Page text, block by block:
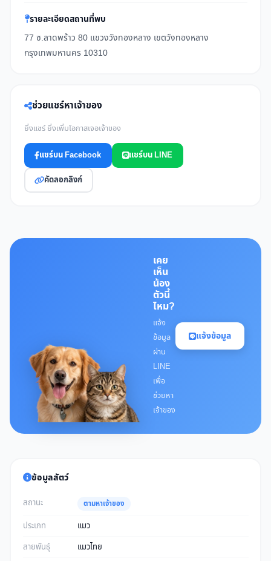
รายละเอียดสถานที่พบ
77 ซ.ลาดพร้าว 80 แขวงวังทองหลาง เขตวังทองหลาง
กรุงเทพมหานคร 10310
ช่วยแชร์หาเจ้าของ
ยิ่งแชร์ ยิ่งเพิ่มโอกาสเจอเจ้าของ
แชร์บน Facebook แชร์บน LINE
คัดลอกลิงก์
เคย
เห็น
น้อง
ตัวนี้
ไหม?
แจ้ง
ข้อมูล
ผ่าน
LINE
เพื่อ
ช่วยหา
เจ้าของ
แจ้งข้อมูล
ข้อมูลสัตว์
สถานะ ตามหาเจ้าของ
ประเภท
แมว
สายพันธุ์
แมวไทย